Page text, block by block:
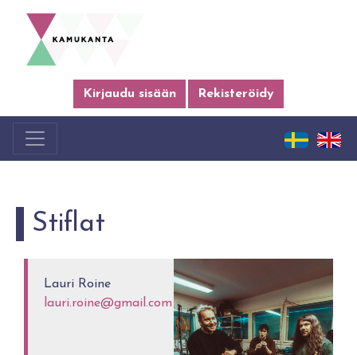
Kirjaudu sisään Rekisteröidy
Stiflat
Lauri Roine
lauri.roine@gmail.com